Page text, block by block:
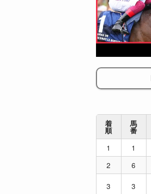
着
順
馬
番
1
1
2
6
3 3